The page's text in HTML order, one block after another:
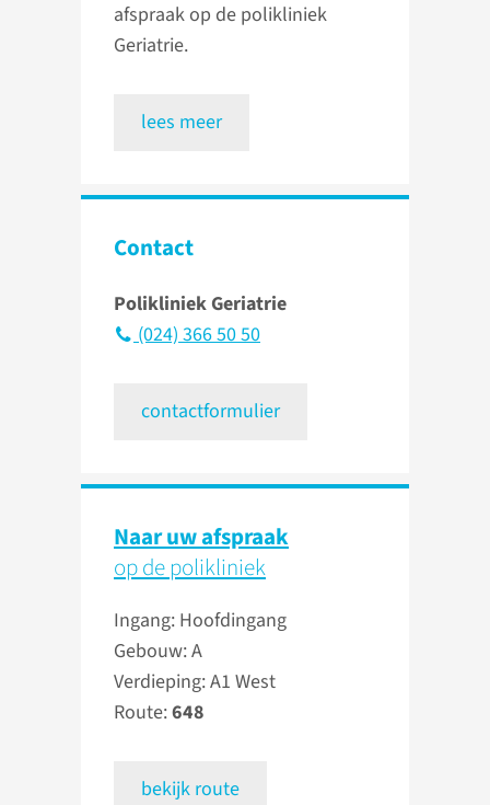
afspraak op de polikliniek
Geriatrie.
lees meer
Contact
Polikliniek Geriatrie
(024) 366 50 50
contactformulier
Naar uw afspraak
op de polikliniek
Ingang: Hoofdingang
Gebouw: A
Verdieping: A1 West
Route:648
bekijk route